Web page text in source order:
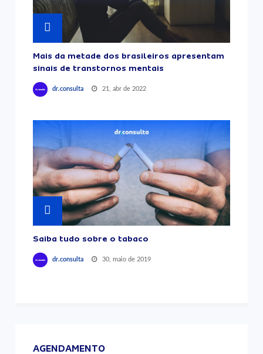
Mais da metade dos brasileiros apresentam
sinais de transtornos mentais
dr.consulta 21, abr de 2022
Saiba tudo sobre o tabaco
dr.consulta 30, maio de 2019
AGENDAMENTO